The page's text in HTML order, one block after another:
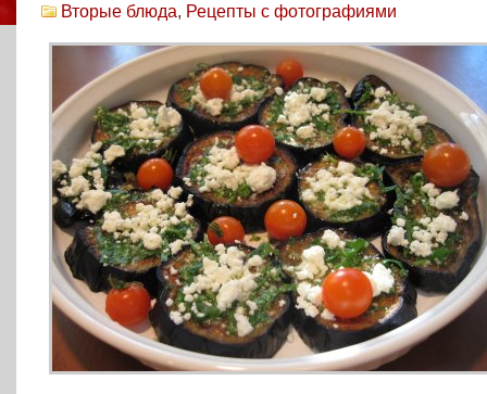
Вторые блюда, Рецепты с фотографиями